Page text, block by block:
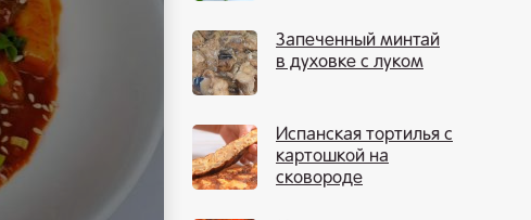
Запеченный минтай
в духовке с луком
Испанская тортилья с
картошкой на
сковороде